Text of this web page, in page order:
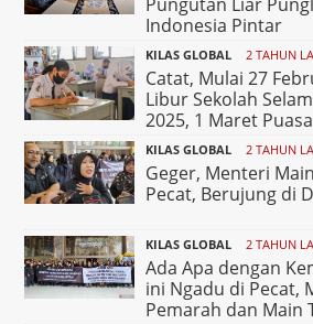
Indonesia Pintar
KILAS GLOBAL 2 TAHUN
Catat, Mulai 27
Libur Sekolah
2025, 1 Maret Puasa
KILAS GLOBAL 2 TAHUN
Geger, Menteri
Pecat, Berujung di
KILAS GLOBAL 2 TAHUN
Ada Apa dengan
ini Ngadu di Pecat,
Pemarah dan Main